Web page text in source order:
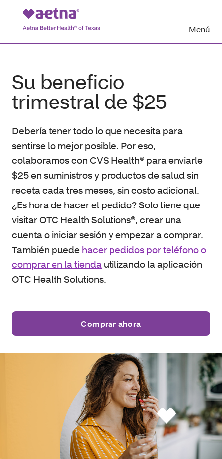
Menú
Su beneficio
trimestral de $25
Debería tener todo lo que necesita para
sentirse lo mejor posible. Por eso,
colaboramos con CVS Health® para enviarle
$25 en suministros y productos de salud sin
receta cada tres meses, sin costo adicional.
¿Es hora de hacer el pedido? Solo tiene que
visitar OTC Health Solutions®, crear una
cuenta o iniciar sesión y empezar a comprar.
También puede hacer pedidos por teléfono o
comprar en la tienda utilizando la aplicación
OTC Health Solutions.
Comprar ahora